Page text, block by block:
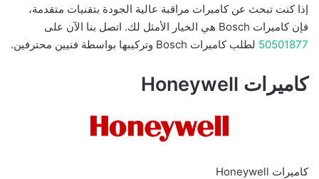
إذا كنت تبحث عن كاميرات مراقبة عالية الجودة بتقنيات متقدمة،
فإن كاميرات Bosch هي الخيار الأمثل لك. اتصل بنا الآن على
50501877 لطلب كاميرات Bosch وتركيبها بواسطة فنيين محترفين.
كاميرات Honeywell
كاميرات Honeywell